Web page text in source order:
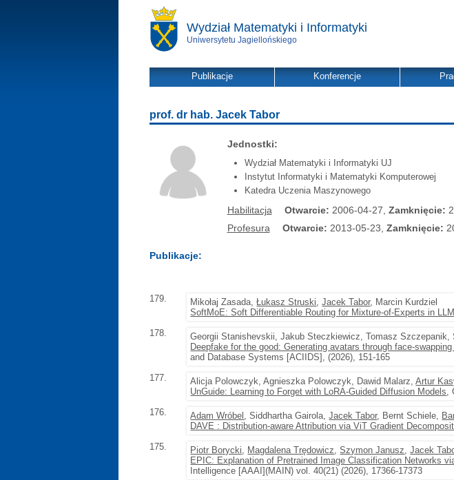
Wydział Matematyki i Informatyki
Uniwersytetu Jagiellońskiego
Publikacje Konferencje
prof. dr hab. Jacek Tabor
Jednostki:
Wydział Matematyki i Informatyki UJ
Instytut Informatyki i Matematyki Komputerowej
Katedra Uczenia Maszynowego
Habilitacja Otwarcie: 2006-04-27, Zamknięcie:
Profesura
Otwarcie: 2013-05-23, Zamknięcie:
Publikacje:
179. Mikołaj Zasada,Łukasz Struski,Jacek Tabor, Marcin Kurdziel
SoftMoE: Soft Differentiable Routing for Mixture-of-Experts in
178.
Georgii Stanishevskii, Jakub Steczkiewicz, Tomasz Szczepanik,
Deepfake for the good: Generating avatars through face-
and Database Systems [ACIIDS], (2026), 151-165
177.
Alicja Polowczyk, Agnieszka Polowczyk, Dawid Malarz,Artur
UnGuide: Learning to Forget with LoRA-Guided Diffusion Models,
176.
Adam Wróbel , Siddhartha Gairola,Jacek Tabor, Bernt Schiele,
DAVE : Distribution-aware Attribution via ViT Gradient
175.
Piotr Borycki, Magdalena Trędowicz,Szymon Janusz,Jacek
EPIC: Explanation of Pretrained Image Classification Networks
Intelligence [AAAI](MAIN) vol. 40(21) (2026), 17366-17373